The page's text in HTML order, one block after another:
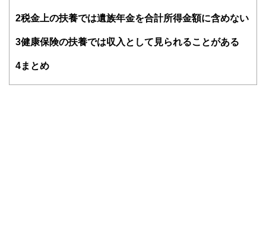
得者を中心に「お金や暮らし」に関する書籍・雑誌の編集経
験者で構成され、企画立案から記事掲載まですべての工程に
2税金上の扶養では遺族年金を合計所得金額に含めない
3健康保険の扶養では収入として見られることがある
4まとめ